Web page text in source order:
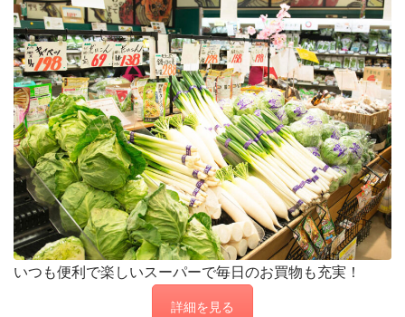
いつも便利で楽しいスーパーで毎日のお買物も充実！
詳細を見る